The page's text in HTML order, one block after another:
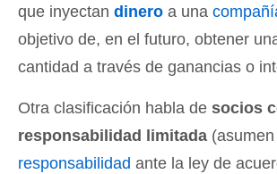
que inyectan dinero a una
objetivo de, en el futuro, obtener
cantidad a través de ganancias o
Otra clasificación habla de socios
responsabilidad limitada
responsabilidad ante la ley de